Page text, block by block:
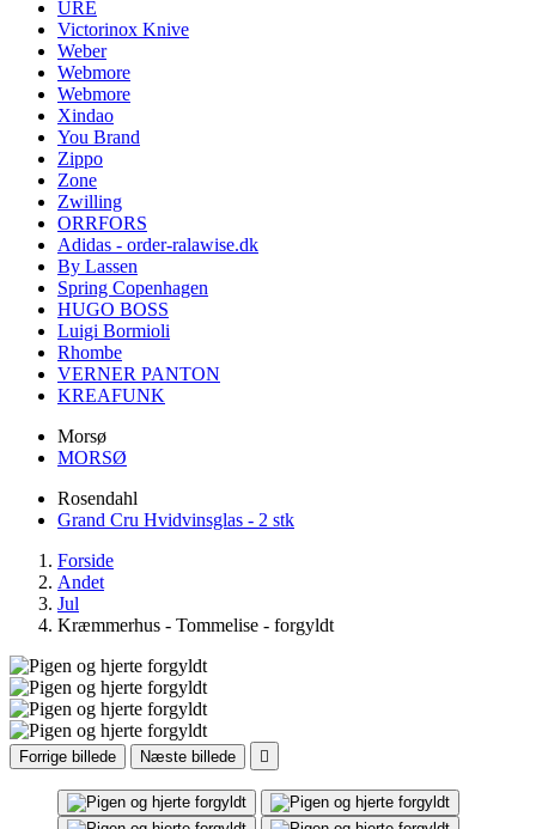
URE
Victorinox Knive
Weber
Webmore
Webmore
Xindao
You Brand
Zippo
Zone
Zwilling
ORRFORS
Adidas - order-ralawise.dk
By Lassen
Spring Copenhagen
HUGO BOSS
Luigi Bormioli
Rhombe
VERNER PANTON
KREAFUNK
Morsø
MORSØ
Rosendahl
Grand Cru Hvidvinsglas - 2 stk
Forside
Andet
Jul
Kræmmerhus - Tommelise - forgyldt
Forrige billede Næste billede 